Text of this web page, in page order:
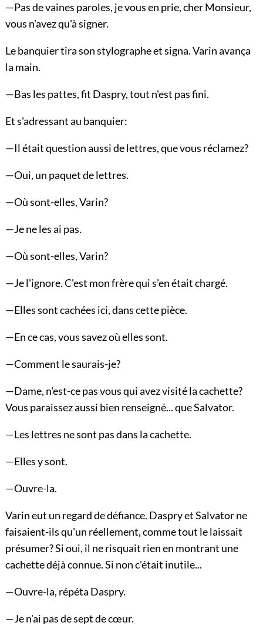
—Pas de vaines paroles, je vous en prie, cher Monsieur,
vous n'avez qu'à signer.
Le banquier tira son stylographe et signa. Varin avança
la main.
—Bas les pattes, fit Daspry, tout n'est pas fini.
Et s'adressant au banquier:
—Il était question aussi de lettres, que vous réclamez?
—Oui, un paquet de lettres.
—Où sont-elles, Varin?
—Je ne les ai pas.
—Où sont-elles, Varin?
—Je l'ignore. C'est mon frère qui s'en était chargé.
—Elles sont cachées ici, dans cette pièce.
—En ce cas, vous savez où elles sont.
—Comment le saurais-je?
—Dame, n'est-ce pas vous qui avez visité la cachette?
Vous paraissez aussi bien renseigné... que Salvator.
—Les lettres ne sont pas dans la cachette.
—Elles y sont.
—Ouvre-la.
Varin eut un regard de défiance. Daspry et Salvator ne
faisaient-ils qu'un réellement, comme tout le laissait
présumer? Si oui, il ne risquait rien en montrant une
cachette déjà connue. Si non c'était inutile...
—Ouvre-la, répéta Daspry.
—Je n'ai pas de sept de cœur.